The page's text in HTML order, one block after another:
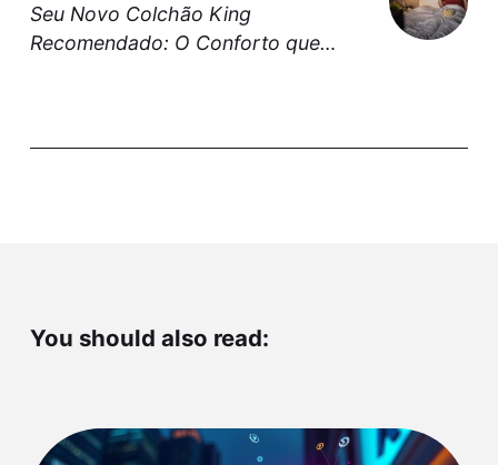
Seu Novo Colchão King
Recomendado: O Conforto que
You should also read: